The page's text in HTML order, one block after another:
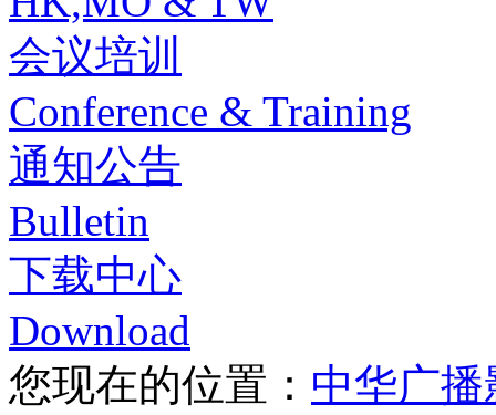
会议培训
Conference & Training
通知公告
Bulletin
下载中心
Download
您现在的位置： 中华广